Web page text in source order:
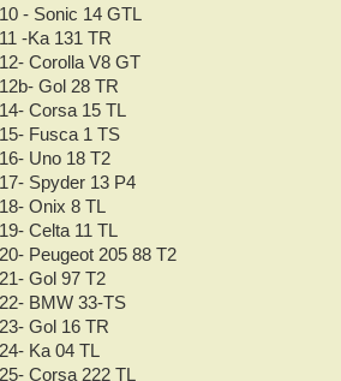
10 - Sonic 14 GTL
11 -Ka 131 TR
12- Corolla V8 GT
12b- Gol 28 TR
14- Corsa 15 TL
15- Fusca 1 TS
16- Uno 18 T2
17- Spyder 13 P4
18- Onix 8 TL
19- Celta 11 TL
20- Peugeot 205 88 T2
21- Gol 97 T2
22- BMW 33-TS
23- Gol 16 TR
24- Ka 04 TL
25- Corsa 222 TL